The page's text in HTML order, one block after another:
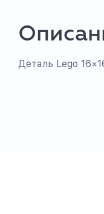
Деталь Lego